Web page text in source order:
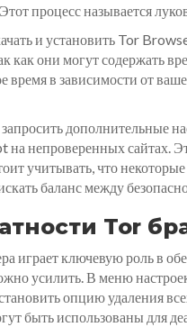
процесс называется
и установить Tor
как они могут содержать
время в зависимости от
дополнительные
непроверенных сайтах.
учитывать, что
баланс между
Tor
играет ключевую роль в
усилить. В меню
опцию удаления
быть использованы для